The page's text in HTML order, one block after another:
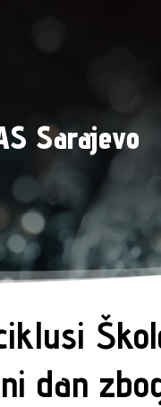
Sarajevo
dan